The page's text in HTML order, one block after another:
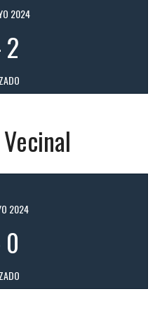
2024
2
2024
0